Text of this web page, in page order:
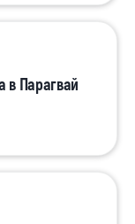
в Парагвай